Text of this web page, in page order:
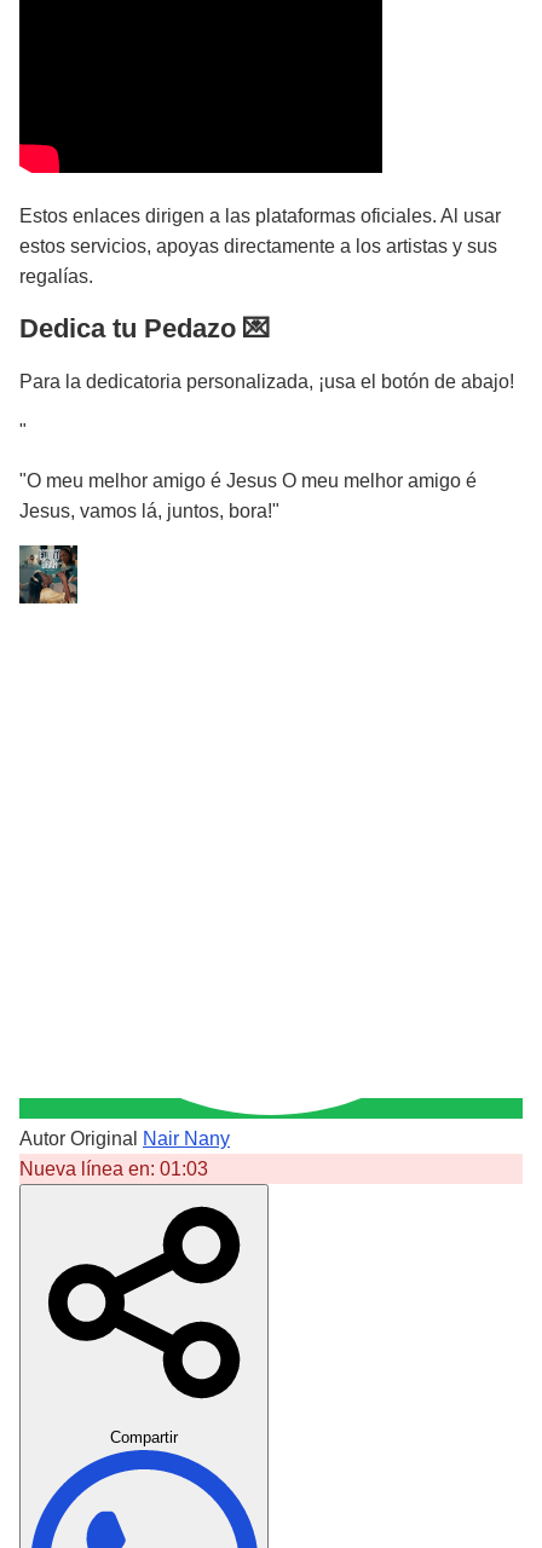
Estos enlaces dirigen a las plataformas oficiales. Al usar
estos servicios, apoyas directamente a los artistas y sus
regalías.
Dedica tu Pedazo 💌
Para la dedicatoria personalizada, ¡usa el botón de abajo!
"
"O meu melhor amigo é Jesus O meu melhor amigo é
Jesus, vamos lá, juntos, bora!"
Autor Original
Nair Nany
Nueva línea en: 01:03
Compartir